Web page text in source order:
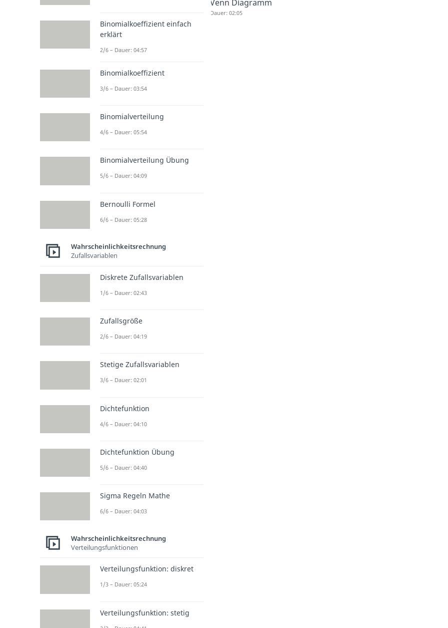
Venn Diagramm
Dauer: 02:05
Binomialkoeffizient einfach
erklärt
2/6 – Dauer: 04:57
Binomialkoeffizient
3/6 – Dauer: 03:54
Binomialverteilung
4/6 – Dauer: 05:54
Binomialverteilung Übung
5/6 – Dauer: 04:09
Bernoulli Formel
6/6 – Dauer: 05:28
Wahrscheinlichkeitsrechnung
Zufallsvariablen
Diskrete Zufallsvariablen
1/6 – Dauer: 02:43
Zufallsgröße
2/6 – Dauer: 04:19
Stetige Zufallsvariablen
3/6 – Dauer: 02:01
Dichtefunktion
4/6 – Dauer: 04:10
Dichtefunktion Übung
5/6 – Dauer: 04:40
Sigma Regeln Mathe
6/6 – Dauer: 04:03
Wahrscheinlichkeitsrechnung
Verteilungsfunktionen
Verteilungsfunktion: diskret
1/3 – Dauer: 05:24
Verteilungsfunktion: stetig